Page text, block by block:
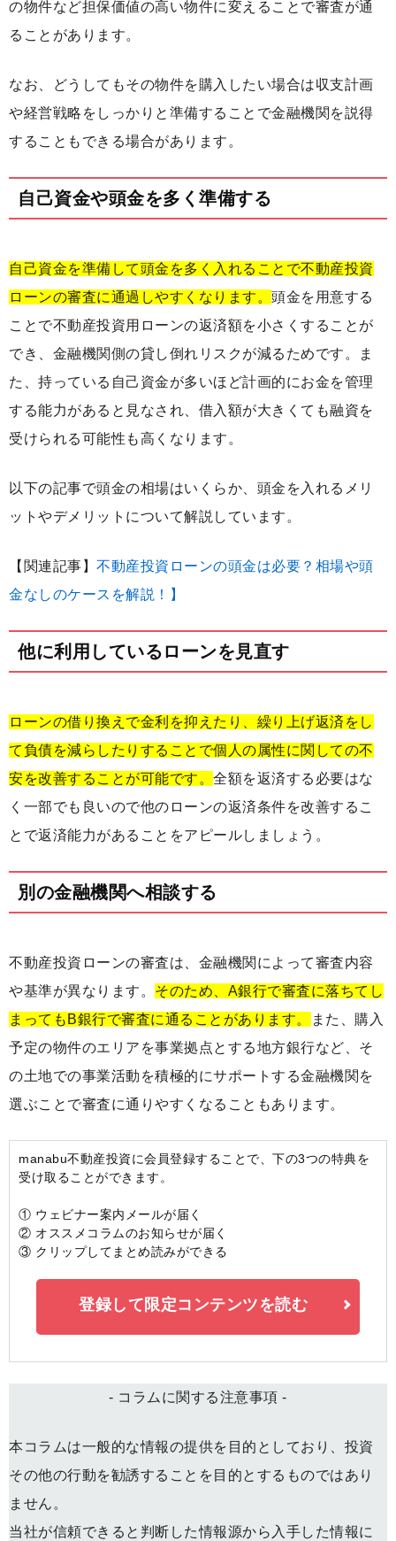
の物件など担保価値の高い物件に変えることで審査が通
ることがあります。
なお、どうしてもその物件を購入したい場合は収支計画
や経営戦略をしっかりと準備することで金融機関を説得
することもできる場合があります。
自己資金や頭金を多く準備する
自己資金を準備して頭金を多く入れることで不動産投資
ローンの審査に通過しやすくなります。 頭金を用意する
ことで不動産投資用ローンの返済額を小さくすることが
でき、金融機関側の貸し倒れリスクが減るためです。ま
た、持っている自己資金が多いほど計画的にお金を管理
する能力があると見なされ、借入額が大きくても融資を
受けられる可能性も高くなります。
以下の記事で頭金の相場はいくらか、頭金を入れるメリ
ットやデメリットについて解説しています。
【関連記事】 不動産投資ローンの頭金は必要？相場や頭
金なしのケースを解説！】
他に利用しているローンを見直す
ローンの借り換えで金利を抑えたり、繰り上げ返済をし
て負債を減らしたりすることで個人の属性に関しての不
安を改善することが可能です。 全額を返済する必要はな
く一部でも良いので他のローンの返済条件を改善するこ
とで返済能力があることをアピールしましょう。
別の金融機関へ相談する
不動産投資ローンの審査は、金融機関によって審査内容
や基準が異なります。 そのため、A銀行で審査に落ちてし
まってもB銀行で審査に通ることがあります。
また、購入
予定の物件のエリアを事業拠点とする地方銀行など、そ
の土地での事業活動を積極的にサポートする金融機関を
選ぶことで審査に通りやすくなることもあります。
manabu不動産投資に会員登録することで、下の3つの特典を
受け取ることができます。
① ウェビナー案内メールが届く
② オススメコラムのお知らせが届く
③ クリップしてまとめ読みができる
登録して限定コンテンツを読む
- コラムに関する注意事項 -
本コラムは一般的な情報の提供を目的としており、投資
その他の行動を勧誘することを目的とするものではあり
ません。
当社が信頼できると判断した情報源から入手した情報に